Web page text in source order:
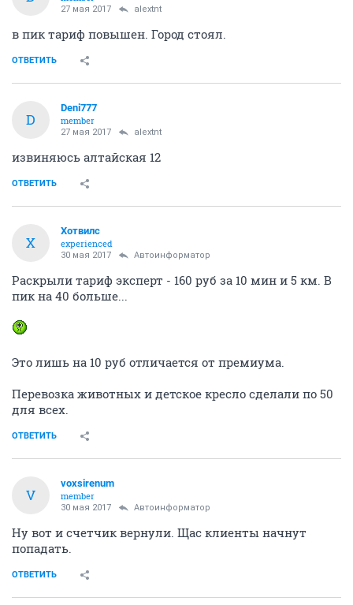
27 мая 2017 alextnt
в пик тариф повышен. Город стоял.
ОТВЕТИТЬ
D
Deni777
member
27 мая 2017 alextnt
извиняюсь алтайская 12
ОТВЕТИТЬ
Х
Хотвилс
experienced
30 мая 2017 Автоинформатор
Раскрыли тариф эксперт - 160 руб за 10 мин и 5 км. В
пик на 40 больше...
Это лишь на 10 руб отличается от премиума.
Перевозка животных и детское кресло сделали по 50
для всех.
ОТВЕТИТЬ
V
voxsirenum
member
30 мая 2017 Автоинформатор
Ну вот и счетчик вернули. Щас клиенты начнут
попадать.
ОТВЕТИТЬ